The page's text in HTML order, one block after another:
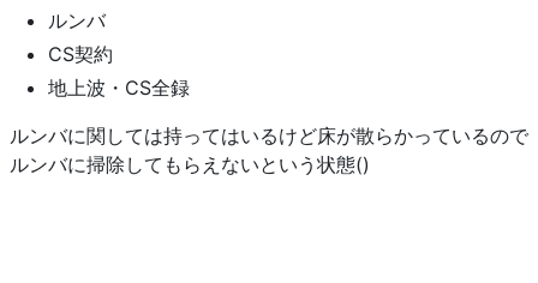
ルンバ
CS契約
地上波・CS全録
ルンバに関しては持ってはいるけど床が散らかっているので
ルンバに掃除してもらえないという状態()